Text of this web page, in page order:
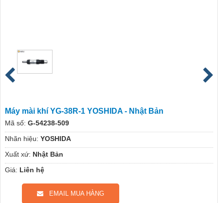
Máy mài khí YG-38R-1 YOSHIDA - Nhật Bản
Mã số: G-54238-509
Nhãn hiệu: YOSHIDA
Xuất xứ: Nhật Bản
Giá: Liên hệ
EMAIL MUA HÀNG